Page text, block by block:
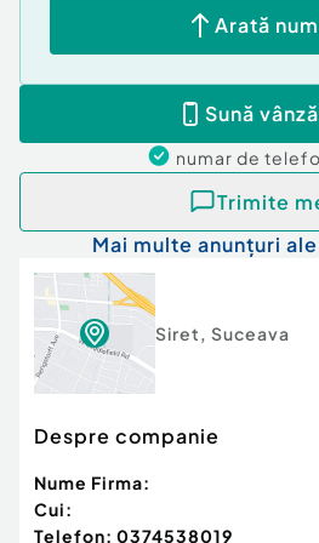
Arată
Sună
numar de
Trimite
Mai multe anunțuri
Siret, Suceava
Despre companie
Nume Firma:
Cui:
Telefon: 0374538019